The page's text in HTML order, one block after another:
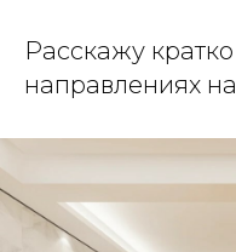
Расскажу
направлениях